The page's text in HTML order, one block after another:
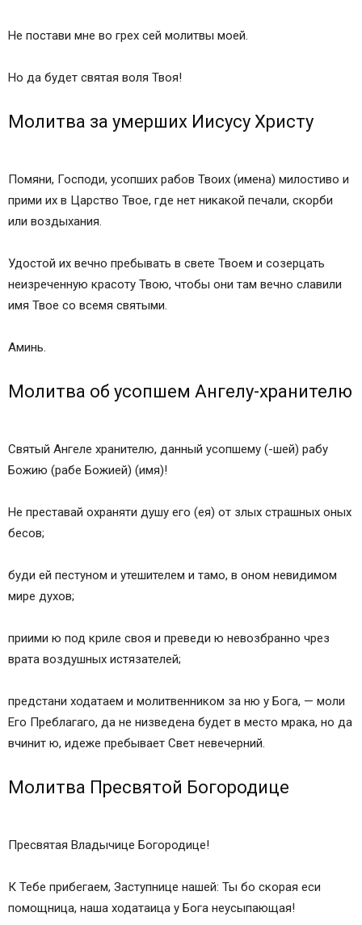
Не постави мне во грех сей молитвы моей.
Но да будет святая воля Твоя!
Молитва за умерших Иисусу Христу
Помяни, Господи, усопших рабов Твоих (имена) милостиво и
прими их в Царство Твое, где нет никакой печали, скорби
или воздыхания.
Удостой их вечно пребывать в свете Твоем и созерцать
неизреченную красоту Твою, чтобы они там вечно славили
имя Твое со всемя святыми.
Аминь.
Молитва об усопшем Ангелу-хранителю
Святый Ангеле хранителю, данный усопшему (-шей) рабу
Божию (рабе Божией) (имя)!
Не преставай охраняти душу его (ея) от злых страшных оных
бесов;
буди ей пестуном и утешителем и тамо, в оном невидимом
мире духов;
приими ю под криле своя и преведи ю невозбранно чрез
врата воздушных истязателей;
предстани ходатаем и молитвенником за ню у Бога, — моли
Его Преблагаго, да не низведена будет в место мрака, но да
вчинит ю, идеже пребывает Свет невечерний.
Молитва Пресвятой Богородице
Пресвятая Владычице Богородице!
К Тебе прибегаем, Заступнице нашей: Ты бо скорая еси
помощница, наша ходатаица у Бога неусыпающая!